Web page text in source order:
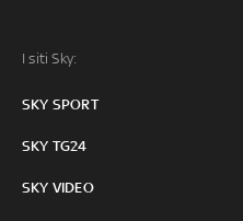
I siti Sky:
SKY SPORT
SKY TG24
SKY VIDEO